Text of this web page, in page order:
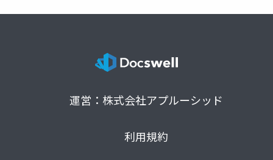
運営：株式会社アプルーシッド
利用規約